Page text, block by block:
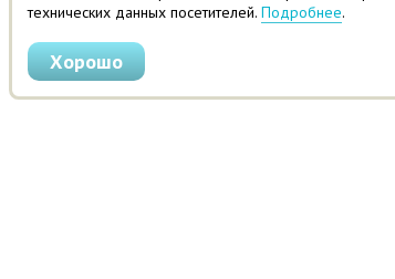
технических данных посетителей. Подробнее.
Хорошо